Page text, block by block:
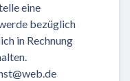
eine
bezüglich
in Rechnung